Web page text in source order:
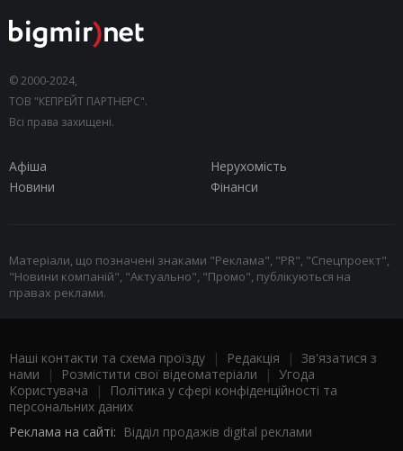
© 2000-2024,
ТОВ "КЕПРЕЙТ ПАРТНЕРС".
Всі права захищені.
Афіша
Нерухомість
Новини
Фінанси
Матеріали, що позначені знаками "Реклама", "PR", "Спецпроект",
"Новини компаній", "Актуально", "Промо", публікуються на
правах реклами.
Наші контакти та схема проїзду | Редакція | Зв'язатися з
нами | Розмістити свої відеоматеріали | Угода
Користувача |
Політика у сфері конфіденційності та
персональних даних
Реклама на сайті: Відділ продажів digital реклами